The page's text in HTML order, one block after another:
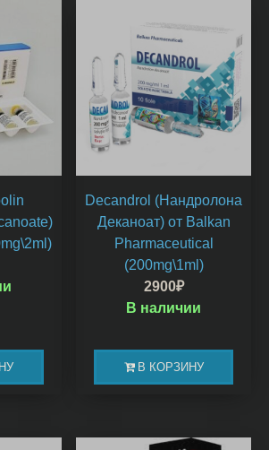
Decandrol (Нандролона
Деканоат) от Balkan
Pharmaceutical
(200mg\1ml)
2900₽
В КОРЗИНУ
В наличии